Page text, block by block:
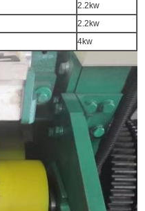
2.2kw
2.2kw
4kw